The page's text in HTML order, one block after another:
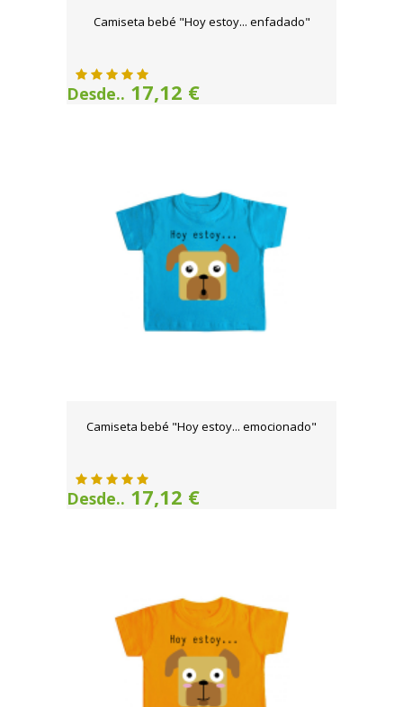
Camiseta bebé "Hoy estoy... enfadado"
Desde.. 17,12 €
Camiseta bebé "Hoy estoy... emocionado"
Desde.. 17,12 €